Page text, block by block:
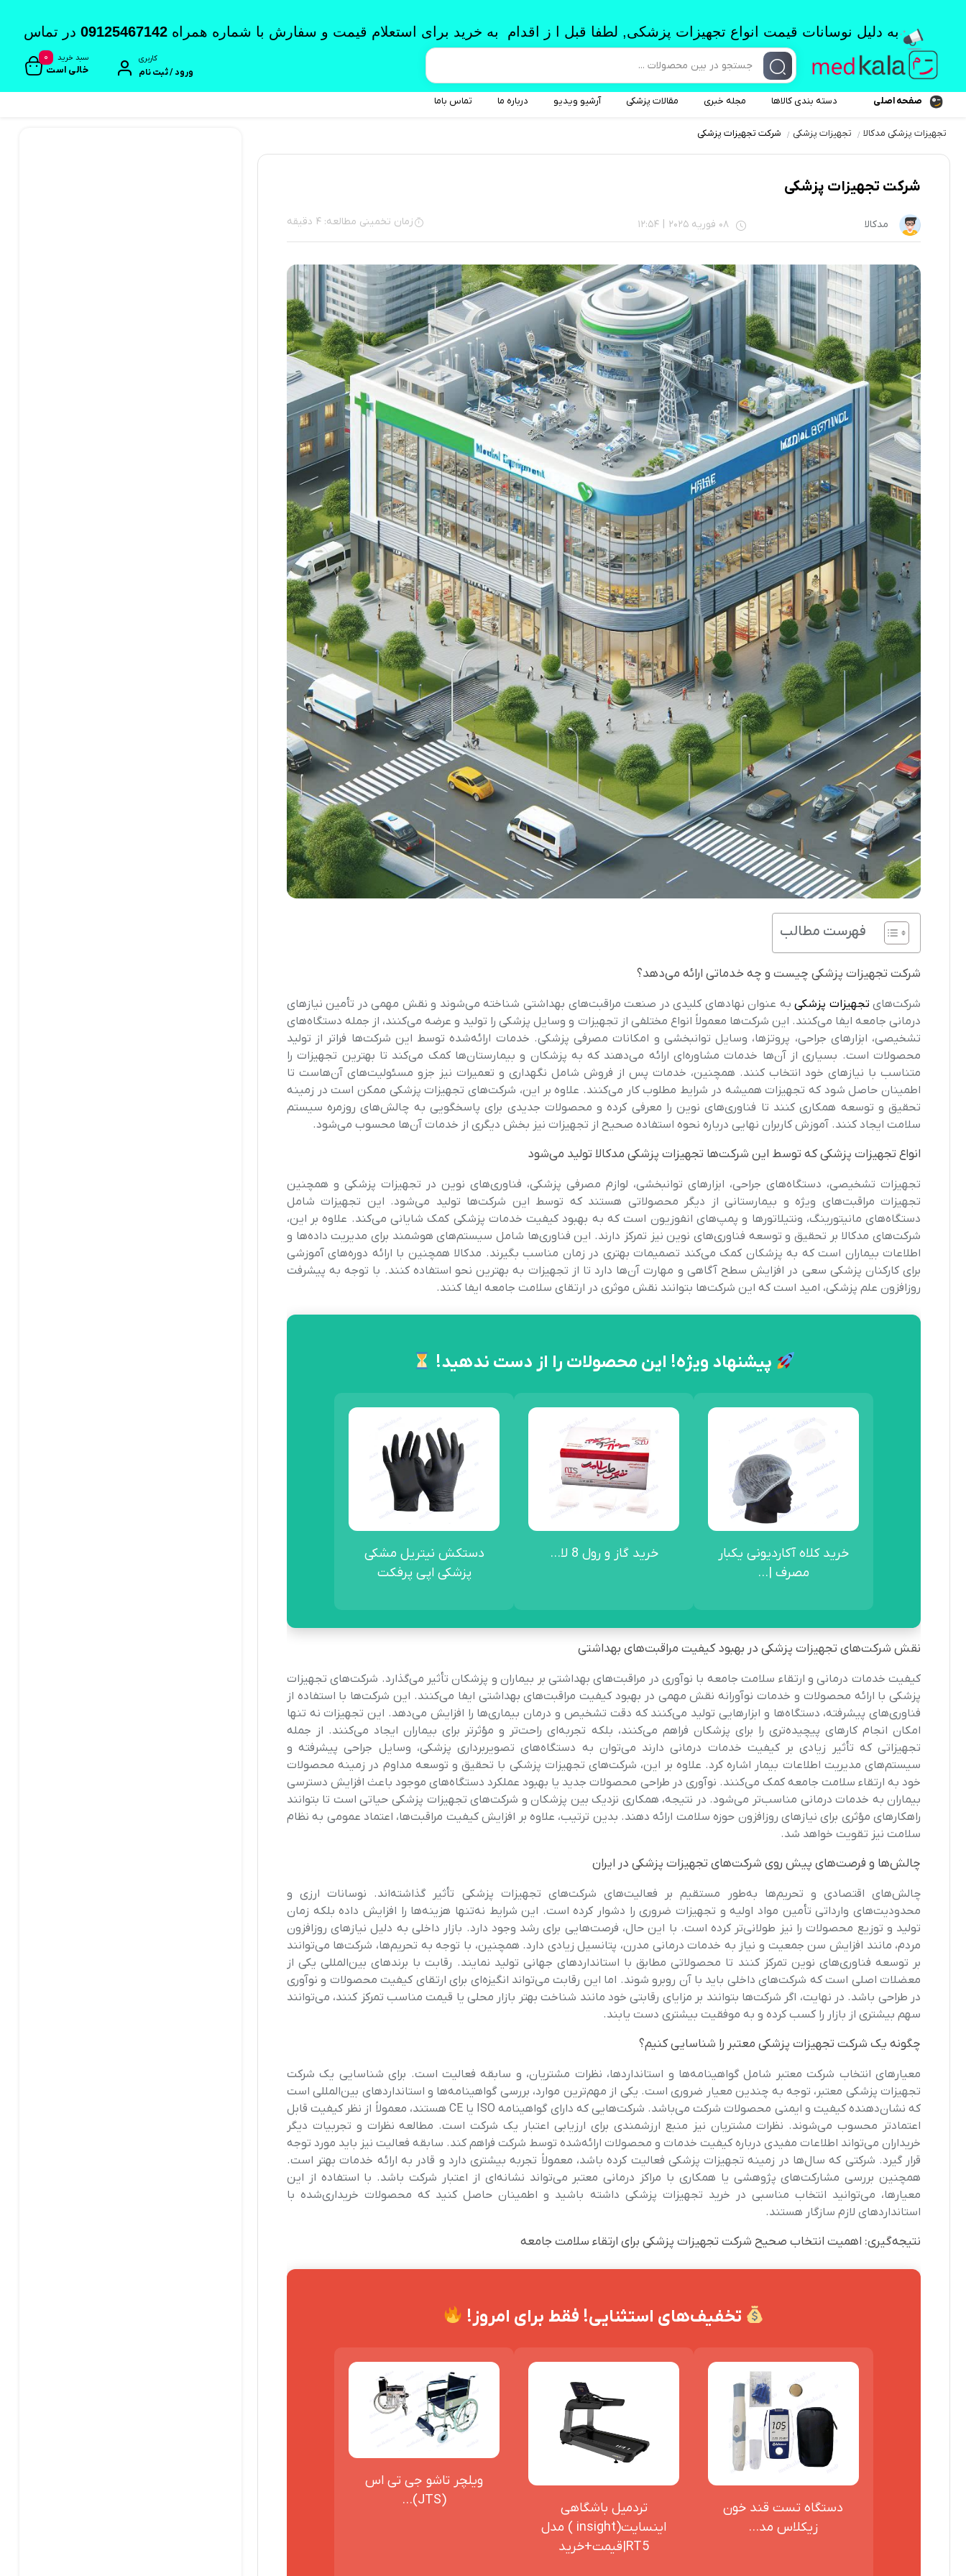
به دلیل نوسانات قیمت انواع تجهیزات پزشکی, لطفا قبل ا ز اقدام به خرید برای استعلام قیمت و سفارش با شماره همراه 09125467142 در تماس
کاربری
ورود / ثبت نام
سبد خرید
خالی است
0
صفحه اصلی دسته بندی کالاها
تجهیزات پزشکی
لوازم مصرفی پزشکی
هتلینگ و تخت بیمارستانی
تجهیزات پوست و مو و زیبایی
تجهیزات آزمایشگاهی
مجله خبری مقالات پزشکی آرشیو ویدیو درباره ما تماس باما
تجهیزات پزشکی مدکالا تجهیزات پزشکی شرکت تجهیزات پزشکی
شرکت تجهیزات پزشکی
مدکالا 08 فوریه 2025 |
12:54 زمان تخمینی مطالعه: 4 دقیقه
فهرست مطالب
شرکت تجهیزات پزشکی چیست و چه خدماتی ارائه می‌دهد؟
شرکت‌های تجهیزات پزشکیبه عنوان نهادهای کلیدی در صنعت مراقبت‌های بهداشتی شناخته می‌شوند و نقش مهمی در تأمین نیازهای
درمانی جامعه ایفا می‌کنند. این شرکت‌ها معمولاً انواع مختلفی از تجهیزات و وسایل پزشکی را تولید و عرضه می‌کنند، از جمله دستگاه‌های
تشخیصی، ابزارهای جراحی، پروتزها، وسایل توانبخشی و امکانات مصرفی پزشکی. خدمات ارائه‌شده توسط این شرکت‌ها فراتر از تولید
محصولات است. بسیاری از آن‌ها خدمات مشاوره‌ای ارائه می‌دهند که به پزشکان و بیمارستان‌ها کمک می‌کند تا بهترین تجهیزات را
متناسب با نیازهای خود انتخاب کنند. همچنین، خدمات پس از فروش شامل نگهداری و تعمیرات نیز جزو مسئولیت‌های آن‌هاست تا
اطمینان حاصل شود که تجهیزات همیشه در شرایط مطلوب کار می‌کنند. علاوه بر این، شرکت‌های تجهیزات پزشکی ممکن است در زمینه
تحقیق و توسعه همکاری کنند تا فناوری‌های نوین را معرفی کرده و محصولات جدیدی برای پاسخگویی به چالش‌های روزمره سیستم
سلامت ایجاد کنند. آموزش کاربران نهایی درباره نحوه استفاده صحیح از تجهیزات نیز بخش دیگری از خدمات آن‌ها محسوب می‌شود.
انواع تجهیزات پزشکی که توسط این شرکت‌ها تجهیزات پزشکی مدکالا تولید می‌شود
تجهیزات تشخیصی، دستگاه‌های جراحی، ابزارهای توانبخشی، لوازم مصرفی پزشکی، فناوری‌های نوین در تجهیزات پزشکی و همچنین
تجهیزات مراقبت‌های ویژه و بیمارستانی از دیگر محصولاتی هستند که توسط این شرکت‌ها تولید می‌شود. این تجهیزات شامل
دستگاه‌های مانیتورینگ، ونتیلاتورها و پمپ‌های انفوزیون است که به بهبود کیفیت خدمات پزشکی کمک شایانی می‌کند. علاوه بر این،
شرکت‌های مدکالا بر تحقیق و توسعه فناوری‌های نوین نیز تمرکز دارند. این فناوری‌ها شامل سیستم‌های هوشمند برای مدیریت داده‌ها و
اطلاعات بیماران است که به پزشکان کمک می‌کند تصمیمات بهتری در زمان مناسب بگیرند. مدکالا همچنین با ارائه دوره‌های آموزشی
برای کارکنان پزشکی سعی در افزایش سطح آگاهی و مهارت آن‌ها دارد تا از تجهیزات به بهترین نحو استفاده کنند. با توجه به پیشرفت
روزافزون علم پزشکی، امید است که این شرکت‌ها بتوانند نقش موثری در ارتقای سلامت جامعه ایفا کنند.
پیشنهاد ویژه! این محصولات را از دست ندهید!
خرید کلاه آکاردیونی یکبار
مصرف |...
خرید گاز و رول 8 لا...
دستکش نیتریل مشکی
پزشکی اپی پرفکت
نقش شرکت‌های تجهیزات پزشکی در بهبود کیفیت مراقبت‌های بهداشتی
کیفیت خدمات درمانی و ارتقاء سلامت جامعه با نوآوری در مراقبت‌های بهداشتی بر بیماران و پزشکان تأثیر می‌گذارد. شرکت‌های تجهیزات
پزشکی با ارائه محصولات و خدمات نوآورانه نقش مهمی در بهبود کیفیت مراقبت‌های بهداشتی ایفا می‌کنند. این شرکت‌ها با استفاده از
فناوری‌های پیشرفته، دستگاه‌ها و ابزارهایی تولید می‌کنند که دقت تشخیص و درمان بیماری‌ها را افزایش می‌دهد. این تجهیزات نه تنها
امکان انجام کارهای پیچیده‌تری را برای پزشکان فراهم می‌کنند، بلکه تجربه‌ای راحت‌تر و مؤثرتر برای بیماران ایجاد می‌کنند. از جمله
تجهیزاتی که تأثیر زیادی بر کیفیت خدمات درمانی دارند می‌توان به دستگاه‌های تصویربرداری پزشکی، وسایل جراحی پیشرفته و
سیستم‌های مدیریت اطلاعات بیمار اشاره کرد. علاوه بر این، شرکت‌های تجهیزات پزشکی با تحقیق و توسعه مداوم در زمینه محصولات
خود به ارتقاء سلامت جامعه کمک می‌کنند. نوآوری در طراحی محصولات جدید یا بهبود عملکرد دستگاه‌های موجود باعث افزایش دسترسی
بیماران به خدمات درمانی مناسب‌تر می‌شود. در نتیجه، همکاری نزدیک بین پزشکان و شرکت‌های تجهیزات پزشکی حیاتی است تا بتوانند
راهکارهای مؤثری برای نیازهای روزافزون حوزه سلامت ارائه دهند. بدین ترتیب، علاوه بر افزایش کیفیت مراقبت‌ها، اعتماد عمومی به نظام
سلامت نیز تقویت خواهد شد.
چالش‌ها و فرصت‌های پیش روی شرکت‌های تجهیزات پزشکی در ایران
چالش‌های اقتصادی و تحریم‌ها به‌طور مستقیم بر فعالیت‌های شرکت‌های تجهیزات پزشکی تأثیر گذاشته‌اند. نوسانات ارزی و
محدودیت‌های وارداتی تأمین مواد اولیه و تجهیزات ضروری را دشوار کرده است. این شرایط نه‌تنها هزینه‌ها را افزایش داده بلکه زمان
تولید و توزیع محصولات را نیز طولانی‌تر کرده است. با این حال، فرصت‌هایی برای رشد وجود دارد. بازار داخلی به دلیل نیازهای روزافزون
مردم، مانند افزایش سن جمعیت و نیاز به خدمات درمانی مدرن، پتانسیل زیادی دارد. همچنین، با توجه به تحریم‌ها، شرکت‌ها می‌توانند
بر توسعه فناوری‌های نوین تمرکز کنند تا محصولاتی مطابق با استانداردهای جهانی تولید نمایند. رقابت با برندهای بین‌المللی یکی از
معضلات اصلی است که شرکت‌های داخلی باید با آن روبرو شوند. اما این رقابت می‌تواند انگیزه‌ای برای ارتقای کیفیت محصولات و نوآوری
در طراحی باشد. در نهایت، اگر شرکت‌ها بتوانند بر مزایای رقابتی خود مانند شناخت بهتر بازار محلی یا قیمت مناسب تمرکز کنند، می‌توانند
سهم بیشتری از بازار را کسب کرده و به موفقیت بیشتری دست یابند.
چگونه یک شرکت تجهیزات پزشکی معتبر را شناسایی کنیم؟
معیارهای انتخاب شرکت معتبر شامل گواهینامه‌ها و استانداردها، نظرات مشتریان، و سابقه فعالیت است. برای شناسایی یک شرکت
تجهیزات پزشکی معتبر، توجه به چندین معیار ضروری است. یکی از مهم‌ترین موارد، بررسی گواهینامه‌ها و استانداردهای بین‌المللی است
که نشان‌دهنده کیفیت و ایمنی محصولات شرکت می‌باشد. شرکت‌هایی که دارای گواهینامه ISO یا CE هستند، معمولاً از نظر کیفیت قابل
اعتمادتر محسوب می‌شوند. نظرات مشتریان نیز منبع ارزشمندی برای ارزیابی اعتبار یک شرکت است. مطالعه نظرات و تجربیات دیگر
خریداران می‌تواند اطلاعات مفیدی درباره کیفیت خدمات و محصولات ارائه‌شده توسط شرکت فراهم کند. سابقه فعالیت نیز باید مورد توجه
قرار گیرد. شرکتی که سال‌ها در زمینه تجهیزات پزشکی فعالیت کرده باشد، معمولاً تجربه بیشتری دارد و قادر به ارائه خدمات بهتر است.
همچنین بررسی مشارکت‌های پژوهشی یا همکاری با مراکز درمانی معتبر می‌تواند نشانه‌ای از اعتبار شرکت باشد. با استفاده از این
معیارها، می‌توانید انتخاب مناسبی در خرید تجهیزات پزشکی داشته باشید و اطمینان حاصل کنید که محصولات خریداری‌شده با
استانداردهای لازم سازگار هستند.
نتیجه‌گیری: اهمیت انتخاب صحیح شرکت تجهیزات پزشکی برای ارتقاء سلامت جامعه
تخفیف‌های استثنایی! فقط برای امروز!
دستگاه تست قند خون
زیکلاس مد...
تردمیل باشگاهی
اینسایت(insight ) مدل
RT5|قیمت+خرید
ویلچر تاشو جی تی اس
(JTS)...